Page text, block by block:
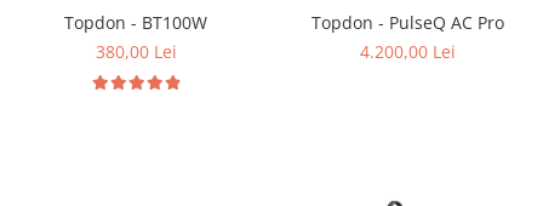
Topdon - BT100W
380,00 Lei
Topdon - PulseQ AC Pro
4.200,00 Lei